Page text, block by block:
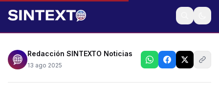
• Habrá “consecuencias graves” si mantiene guerra
en Ucrania, advierte el presidente de EU a Putin, con
Redacción SINTEXTO Noticias
13 ago 2025